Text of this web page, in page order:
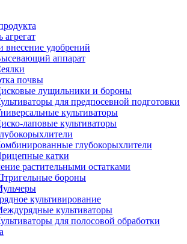
агрегат
внесение удобрений
аппарат
почвы
лущильники и бороны
для предпосевной подготовки
культиваторы
лаповые культиваторы
глубокорыхлители
катки
растительными остатками
бороны
культивирование
культиваторы
для полосовой обработки